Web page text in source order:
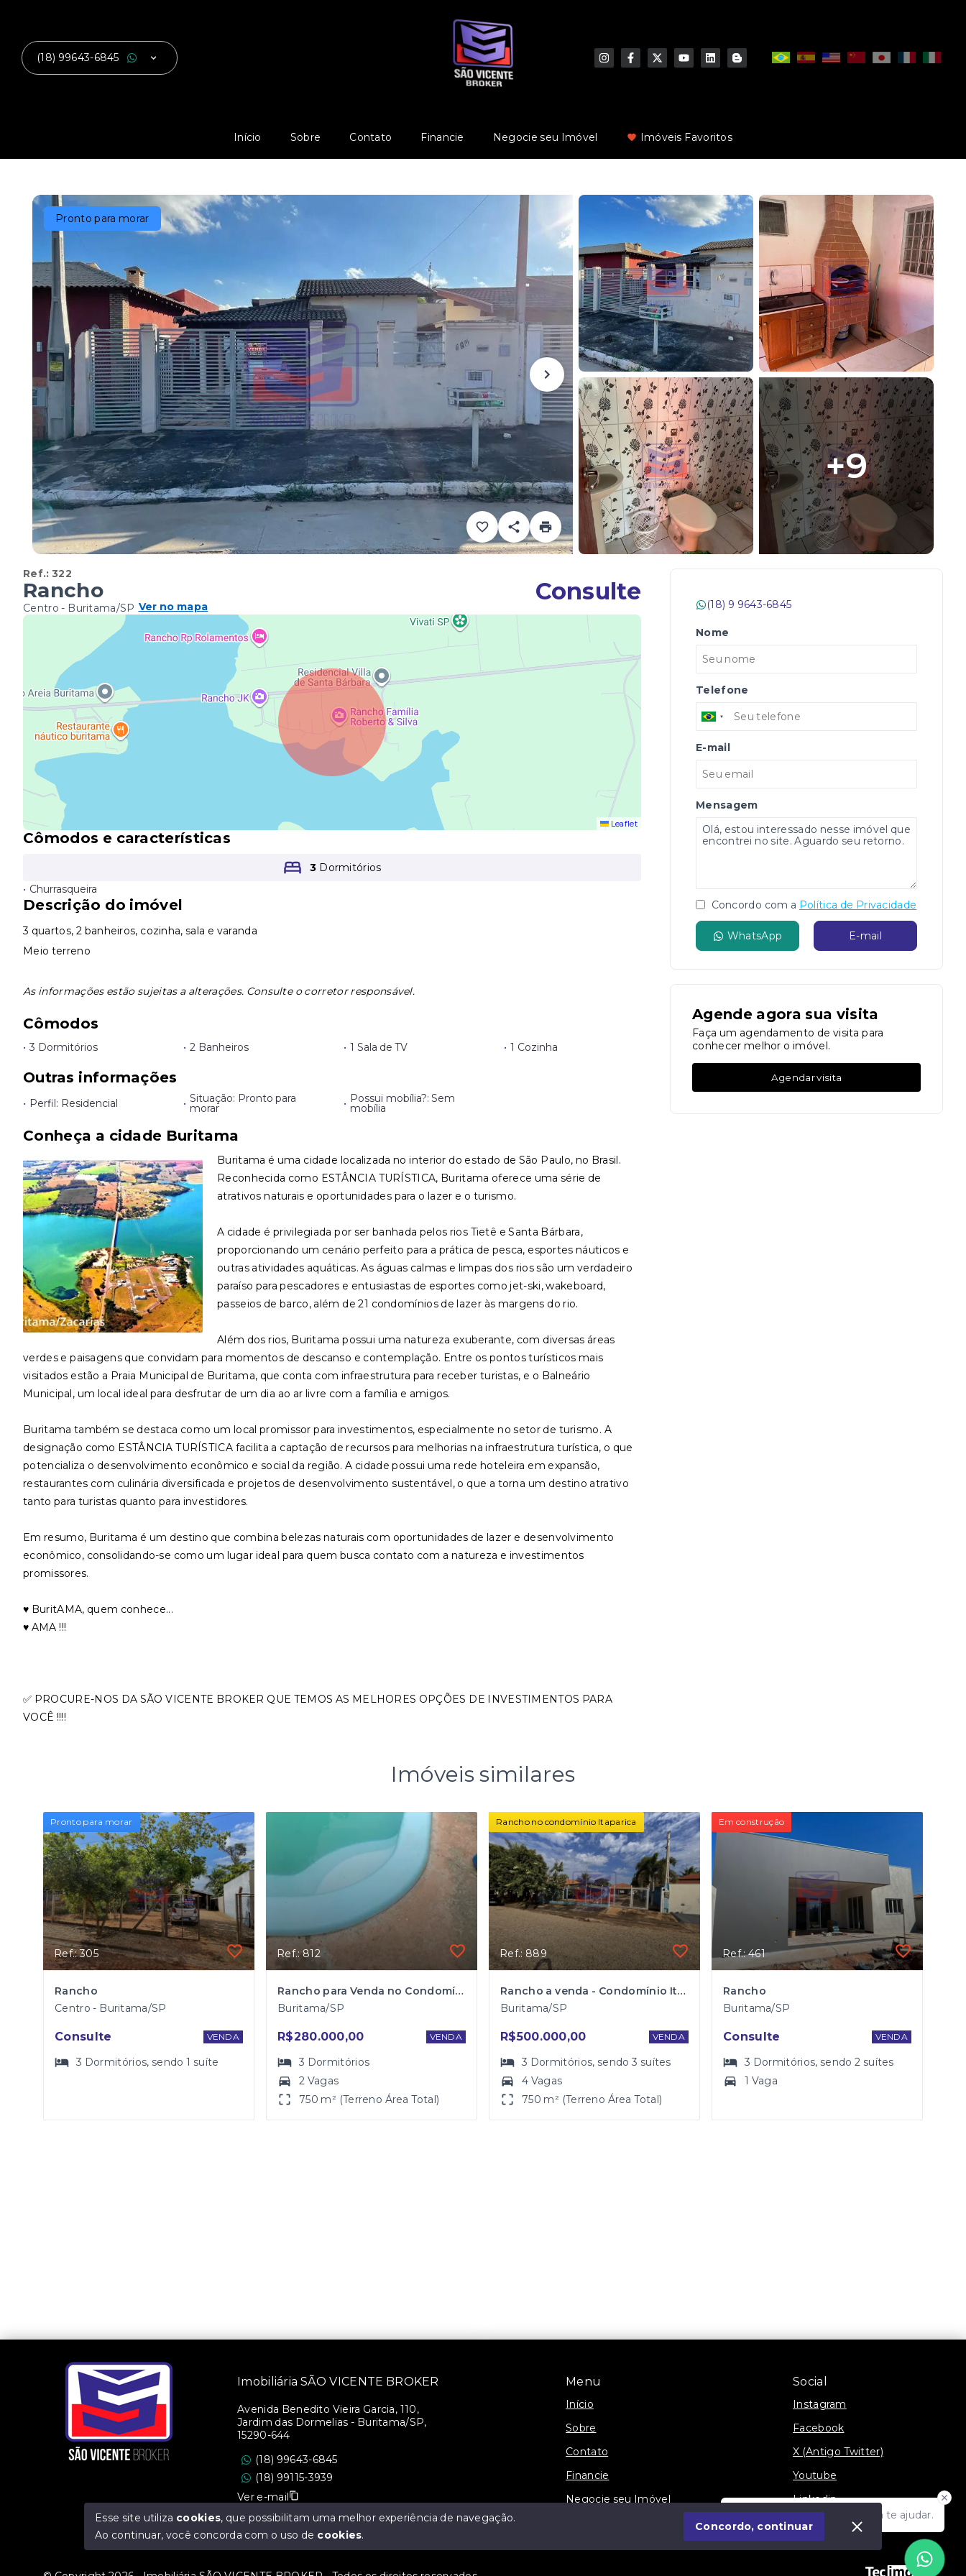
(18) 99643-6845
Início Sobre Contato Financie Negocie seu Imóvel Imóveis Favoritos
Pronto para morar
+9
Ref.:322
Rancho
Centro - Buritama/SP Ver no mapa
Consulte
Leaflet
Cômodos e características
3 Dormitórios
• Churrasqueira
Descrição do imóvel
3 quartos, 2 banheiros, cozinha, sala e varanda
Meio terreno
As informações estão sujeitas a alterações. Consulte o corretor responsável.
Cômodos
• 3 Dormitórios • 2 Banheiros • 1 Sala de TV • 1 Cozinha
Outras informações
• Perfil: Residencial • Situação: Pronto para
morar • Possui mobília?: Sem
mobília
Conheça a cidade Buritama
Buritama é uma cidade localizada no interior do estado de São Paulo, no Brasil.
Reconhecida como ESTÂNCIA TURÍSTICA, Buritama oferece uma série de
atrativos naturais e oportunidades para o lazer e o turismo.
A cidade é privilegiada por ser banhada pelos rios Tietê e Santa Bárbara,
proporcionando um cenário perfeito para a prática de pesca, esportes náuticos e
outras atividades aquáticas. As águas calmas e limpas dos rios são um verdadeiro
paraíso para pescadores e entusiastas de esportes como jet-ski, wakeboard,
passeios de barco, além de 21 condomínios de lazer às margens do rio.
Além dos rios, Buritama possui uma natureza exuberante, com diversas áreas
verdes e paisagens que convidam para momentos de descanso e contemplação. Entre os pontos turísticos mais
visitados estão a Praia Municipal de Buritama, que conta com infraestrutura para receber turistas, e o Balneário
Municipal, um local ideal para desfrutar de um dia ao ar livre com a família e amigos.
Buritama também se destaca como um local promissor para investimentos, especialmente no setor de turismo. A
designação como ESTÂNCIA TURÍSTICA facilita a captação de recursos para melhorias na infraestrutura turística, o que
potencializa o desenvolvimento econômico e social da região. A cidade possui uma rede hoteleira em expansão,
restaurantes com culinária diversificada e projetos de desenvolvimento sustentável, o que a torna um destino atrativo
tanto para turistas quanto para investidores.
Em resumo, Buritama é um destino que combina belezas naturais com oportunidades de lazer e desenvolvimento
econômico, consolidando-se como um lugar ideal para quem busca contato com a natureza e investimentos
promissores.
♥️ BuritAMA, quem conhece...
♥️ AMA !!!
✅ PROCURE-NOS DA SÃO VICENTE BROKER QUE TEMOS AS MELHORES OPÇÕES DE INVESTIMENTOS PARA
VOCÊ !!!!
(18) 9 9643-6845
Nome
Telefone
E-mail
Mensagem
Concordo com a Política de Privacidade
WhatsApp E-mail
Agende agora sua visita
Faça um agendamento de visita para
conhecer melhor o imóvel.
Agendar visita
Imóveis similares
Pronto para morar
Ref.: 305
Rancho
Centro - Buritama/SP
Consulte VENDA
3 Dormitórios, sendo1 suíte
Ref.: 812
Rancho para Venda no Condomínio Jardim Itaparica em Buritama
Buritama/SP
R$280.000,00 VENDA
3 Dormitórios
2 Vagas
750 m² (Terreno Área Total)
Rancho no condomínio Itaparica
Ref.: 889
Rancho a venda - Condomínio Itaparica
Buritama/SP
R$500.000,00 VENDA
3 Dormitórios, sendo3 suítes
4 Vagas
750 m² (Terreno Área Total)
Em construção
Ref.: 461
Rancho
Buritama/SP
Consulte VENDA
3 Dormitórios, sendo2 suítes
1 Vaga
Olá! Estamos disponíveis para te ajudar.
Menu
Início
Sobre
Contato
Financie
Negocie seu Imóvel
Social
Instagram
Facebook
X (Antigo Twitter)
Youtube
Linkedin
Blog
Imobiliária SÃO VICENTE BROKER
Avenida Benedito Vieira Garcia, 110,
Jardim das Dormelias - Buritama/SP,
15290-644
(18) 99643-6845
(18) 99115-3939
Ver e-mail
CRECI/SP: 36.473-J
Esse site utiliza cookies, que possibilitam uma melhor experiência de navegação.
Ao continuar, você concorda com o uso de cookies.
Concordo, continuar